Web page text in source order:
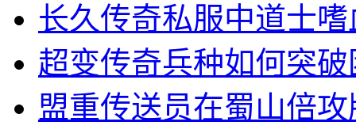
长久传奇私服中道士
超变传奇兵种如何突
盟重传送员在蜀山倍